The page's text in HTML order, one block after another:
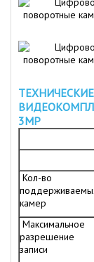
3MP
Кол-во
камер
Максимальное
разрешение
записи